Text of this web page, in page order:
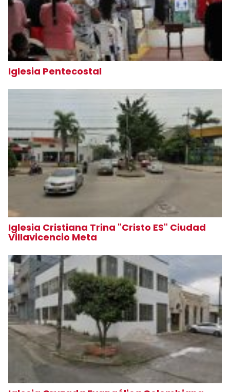
Iglesia Pentecostal
Iglesia Cristiana Trina "Cristo ES" Ciudad
Villavicencio Meta